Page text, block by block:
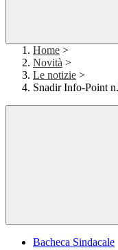
Home >
Novità >
Le notizie >
Snadir Info-Point
Bacheca Sindacale